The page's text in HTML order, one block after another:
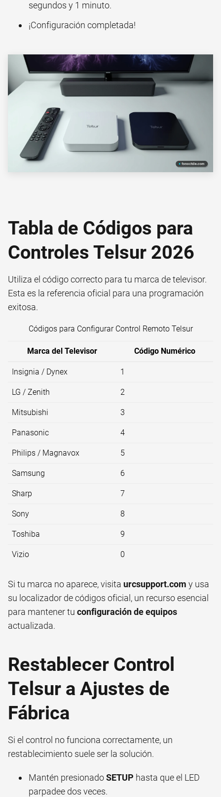
segundos y 1 minuto.
¡Configuración completada!
Tabla de Códigos para
Controles Telsur 2026
Utiliza el código correcto para tu marca de televisor.
Esta es la referencia oficial para una programación
exitosa.
Códigos para Configurar Control Remoto Telsur
Marca del Televisor Código Numérico
Insignia / Dynex 1
LG / Zenith 2
Mitsubishi 3
Panasonic 4
Philips / Magnavox 5
Samsung 6
Sharp 7
Sony 8
Toshiba 9
Vizio 0
Si tu marca no aparece, visita urcsupport.com y usa
su localizador de códigos oficial, un recurso esencial
para mantener tu configuración de equipos
actualizada.
Restablecer Control
Telsur a Ajustes de
Fábrica
Si el control no funciona correctamente, un
restablecimiento suele ser la solución.
Mantén presionadoSETUP hasta que el LED
parpadee dos veces.